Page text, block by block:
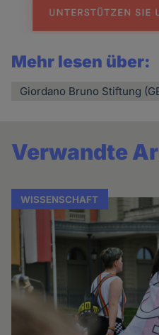
Mehr lesen über:
Giordano Bruno Stiftung
Verwandte
WISSENSCHAFT